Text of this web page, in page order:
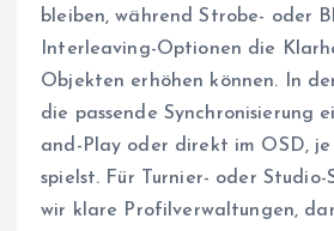
bleiben, während Strobe- oder
Interleaving-Optionen die
Objekten erhöhen können. In
die passende Synchronisierung
and-Play oder direkt im OSD, je
spielst. Für Turnier- oder
wir klare Profilverwaltungen,